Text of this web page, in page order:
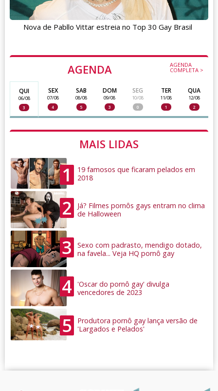
AGENDA AGENDA
COMPLETA >
QUI
06/08
3
SEX
07/08
4
SAB
08/08
5
DOM
09/08
3
SEG
10/08
0
TER
11/08
1
QUA
12/08
2
MAIS LIDAS
1
19 famosos que ficaram pelados em
2018
2
Já? Filmes pornôs gays entram no clima
de Halloween
3
Sexo com padrasto, mendigo dotado,
na favela... Veja HQ pornô gay
4
'Oscar do pornô gay' divulga
vencedores de 2023
5
Produtora pornô gay lança versão de
'Largados e Pelados'
Nova de Pabllo Vittar estreia no Top 30 Gay Brasil